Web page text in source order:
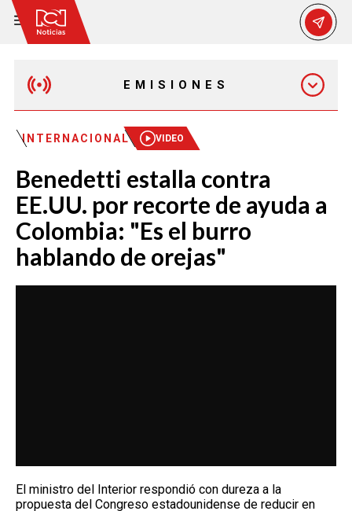
EMISIONES
MAÑANA EXPRESS
EMISIÓN 12:30 PM
EMISIÓN 7:00 PM
EMISIÓN 11:30 PM
INTERNACIONAL VIDEO
Benedetti estalla contra
EE.UU. por recorte de ayuda a
Colombia: "Es el burro
hablando de orejas"
El ministro del Interior respondió con dureza a la
propuesta del Congreso estadounidense de reducir en